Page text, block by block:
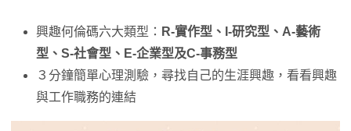
興趣何倫碼六大類型： R-實作型、I-研究型、A-藝術
型、S-社會型、E-企業型及C-事務型
３分鐘簡單心理測驗，尋找自己的生涯興趣，看看興趣
與工作職務的連結